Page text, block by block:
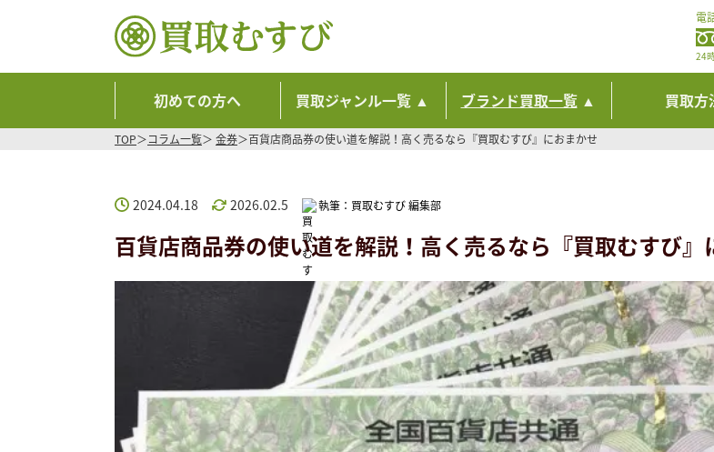
電
24
初めての方へ 買取ジャンル一覧 ブランド買取一覧 買取方
TOP コラム一覧 金券 百貨店商品券の使い道を解説！高く売るなら『買取むすび』におまかせ
2024.04.18 2026.02.5 執筆： 買取むすび 編集部
百貨店商品券の使い道を解説！高く売るなら『買取むすび』